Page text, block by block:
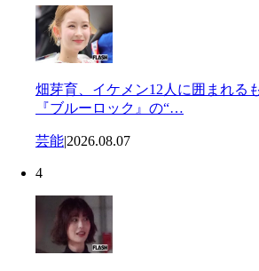
畑芽育、イケメン12人に囲まれる
『ブルーロック』の“…
芸能|2026.08.07
4